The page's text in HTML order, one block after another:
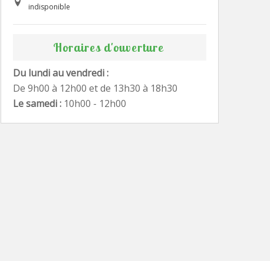
indisponible
Horaires d'ouverture
Du lundi au vendredi :
De 9h00 à 12h00 et de 13h30 à 18h30
Le samedi : 10h00 - 12h00